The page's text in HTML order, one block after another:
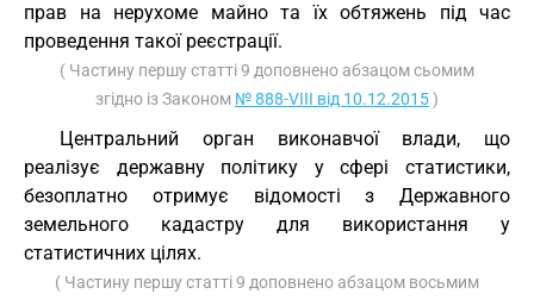
прав на нерухоме майно та їх обтяжень під час
проведення такої реєстрації.
( Частину першу статті 9 доповнено абзацом сьомим
згідно із Законом № 888-VIII від 10.12.2015)
Центральний орган виконавчої влади, що
реалізує державну політику у сфері статистики,
безоплатно отримує відомості з Державного
земельного кадастру для використання у
статистичних цілях.
( Частину першу статті 9 доповнено абзацом восьмим